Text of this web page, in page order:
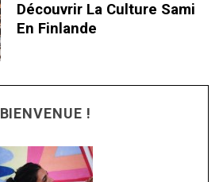
Découvrir La Culture Sami
En Finlande
BIENVENUE !